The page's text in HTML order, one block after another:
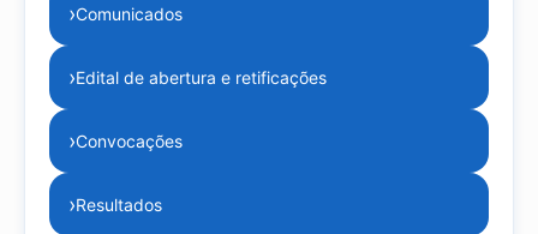
›Comunicados
›Edital de abertura e retificações
›Convocações
›Resultados